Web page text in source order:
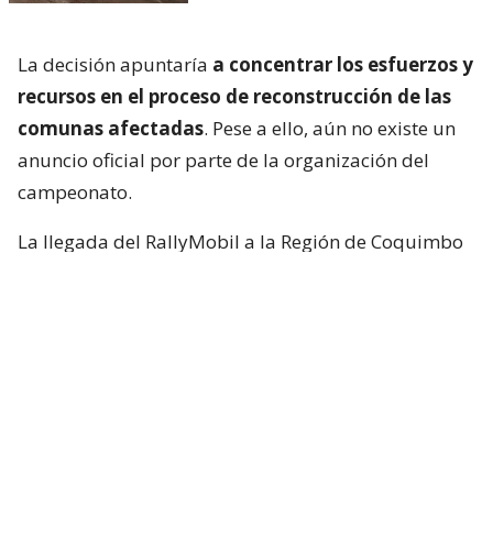
La decisión apuntaría a concentrar los esfuerzos y
recursos en el proceso de reconstrucción de las
comunas afectadas. Pese a ello, aún no existe un
anuncio oficial por parte de la organización del
campeonato.
La llegada del RallyMobil a la Región de Coquimbo